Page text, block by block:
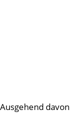
Ausgehend